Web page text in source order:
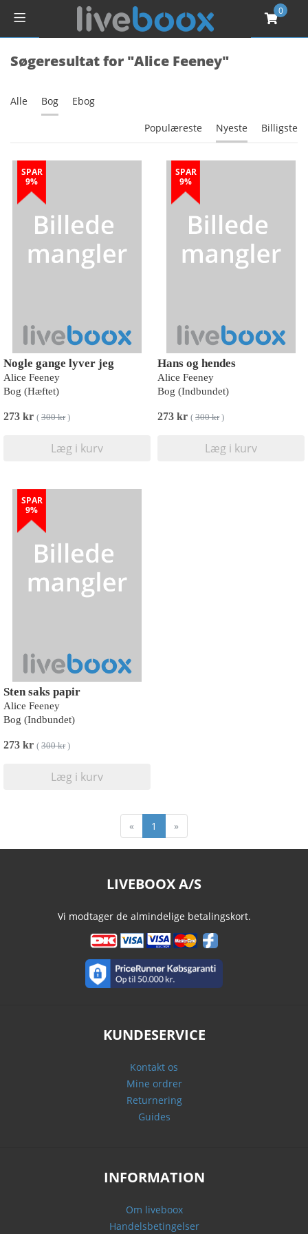
0
Søgeresultat for "Alice Feeney"
Alle Bog Ebog
Populæreste Nyeste Billigste
SPAR
9%
Nogle gange lyver jeg
Alice Feeney
Bog (Hæftet)
273 kr ( 300 kr)
Læg i kurv
SPAR
9%
Hans og hendes
Alice Feeney
Bog (Indbundet)
273 kr ( 300 kr)
Læg i kurv
SPAR
9%
Sten saks papir
Alice Feeney
Bog (Indbundet)
273 kr ( 300 kr)
Læg i kurv
« 1 »
LIVEBOOX A/S
Vi modtager de almindelige betalingskort.
KUNDESERVICE
Kontakt os
Mine ordrer
Returnering
Guides
INFORMATION
Om liveboox
Handelsbetingelser